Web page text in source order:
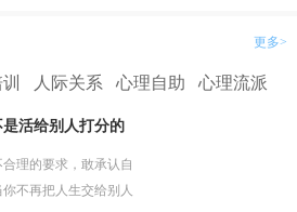
更多>
人际关系 心理自助 心理流派
活给别人打分的
理的要求，敢承认自
不再把人生交给别人